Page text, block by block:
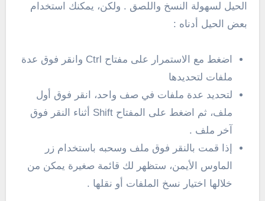
الحيل لسهولة النسخ واللصق . ولكن، يمكنك استخدام
بعض الحيل أدناه :
اضغط مع الاستمرار على مفتاح Ctrl وانقر فوق عدة
ملفات لتحديدها
لتحديد عدة ملفات في صف واحد، انقر فوق أول
ملف، ثم اضغط على المفتاح Shift أثناء النقر فوق
آخر ملف .
إذا قمت بالنقر فوق ملف وسحبه باستخدام زر
الماوس الأيمن، ستظهر لك قائمة صغيرة يمكن من
خلالها اختيار نسخ الملفات أو نقلها .